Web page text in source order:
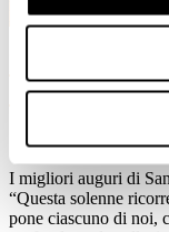
Dic, 2025
I migliori
2026 da
I migliori auguri di
“Questa solenne
pone ciascuno di noi,